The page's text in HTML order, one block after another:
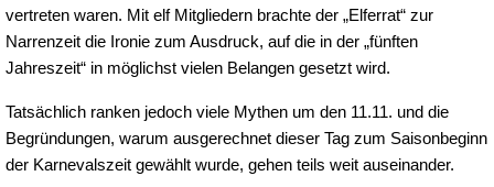
vertreten waren. Mit elf Mitgliedern brachte der „Elferrat“ zur
Narrenzeit die Ironie zum Ausdruck, auf die in der „fünften
Jahreszeit“ in möglichst vielen Belangen gesetzt wird.
Tatsächlich ranken jedoch viele Mythen um den 11.11. und die
Begründungen, warum ausgerechnet dieser Tag zum Saisonbeginn
der Karnevalszeit gewählt wurde, gehen teils weit auseinander.